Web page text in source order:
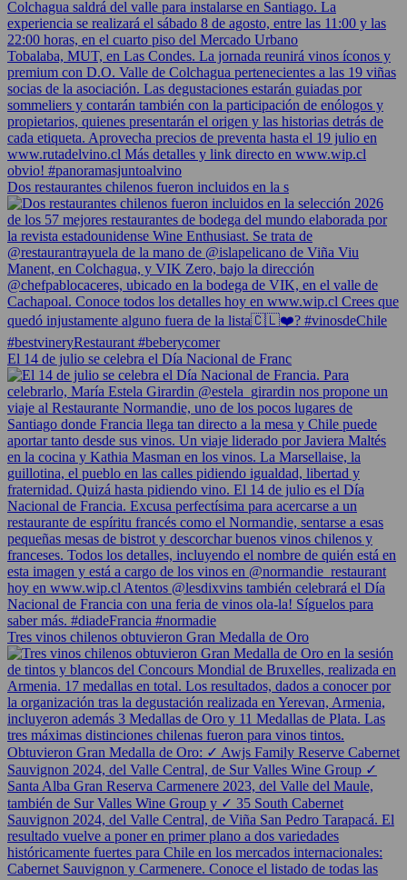
Dos restaurantes chilenos fueron incluidos en la s
El 14 de julio se celebra el Día Nacional de Franc
Tres vinos chilenos obtuvieron Gran Medalla de Oro